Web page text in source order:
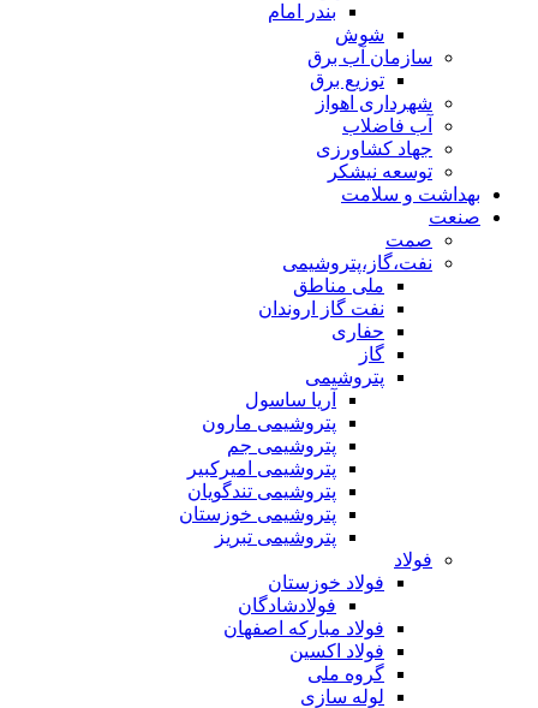
بندر امام
شوش
سازمان آب برق
توزیع برق
شهرداری اهواز
آب فاضلاب
جهاد کشاورزی
توسعه نیشکر
بهداشت و سلامت
صنعت
صمت
نفت،گاز،پتروشیمی
ملی مناطق
نفت گاز اروندان
حفاری
گاز
پتروشیمی
آریا ساسول
پتروشیمی مارون
پتروشیمی جم
پتروشیمی امیرکبیر
پتروشیمی تندگویان
پتروشیمی خوزستان
پتروشیمی تبریز
فولاد
فولاد خوزستان
فولادشادگان
فولاد مبارکه اصفهان
فولاد اکسین
گروه ملی
لوله سازی